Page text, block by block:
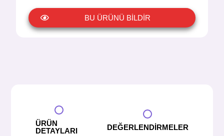
BU ÜRÜNÜ BİLDİR
ÜRÜN
DETAYLARI
DEĞERLENDİRMELER